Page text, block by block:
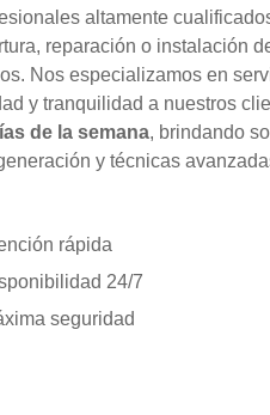
altamente
reparación o instalación
Nos especializamos en
y tranquilidad a nuestros
de la semana, brindando
y técnicas
rápida
24/7
seguridad